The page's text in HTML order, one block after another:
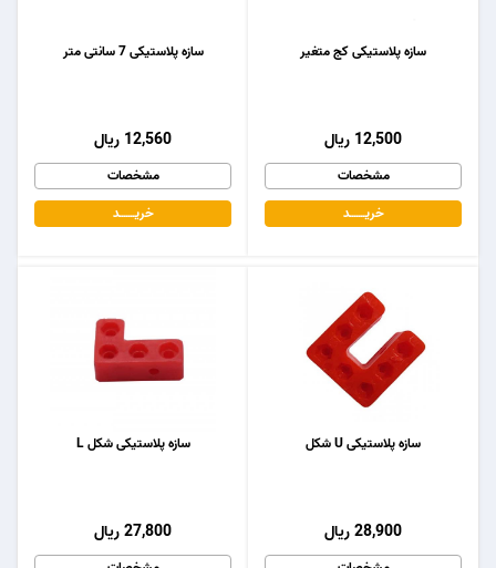
سازه پلاستیکی 7 سانتی متر
12,560 ریال
مشخصات
خریـــــــد
سازه پلاستیکی کج متغیر
12,500 ریال
مشخصات
خریـــــــد
سازه پلاستیکی شکل L
27,800 ریال
سازه پلاستیکی U شکل
28,900 ریال